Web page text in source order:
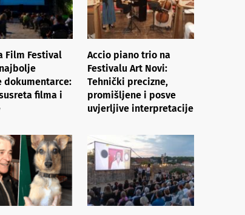
Film Festival
dokumentarce:
filma i
Accio piano trio na
Festivalu Art Novi:
Tehnički precizne,
promišljene i posve
uvjerljive interpretacije